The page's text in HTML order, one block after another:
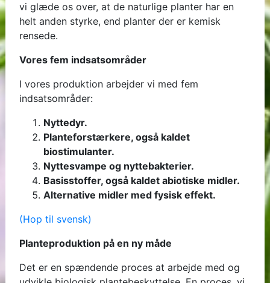
vi glæde os over, at de naturlige planter har en
helt anden styrke, end planter der er kemisk
rensede.
Vores fem indsatsområder
I vores produktion arbejder vi med fem
indsatsområder:
Nyttedyr.
Planteforstærkere, også kaldet
biostimulanter.
Nyttesvampe og nyttebakterier.
Basisstoffer, også kaldet abiotiske midler.
Alternative midler med fysisk effekt.
(Hop til svensk)
Planteproduktion på en ny måde
Det er en spændende proces at arbejde med og